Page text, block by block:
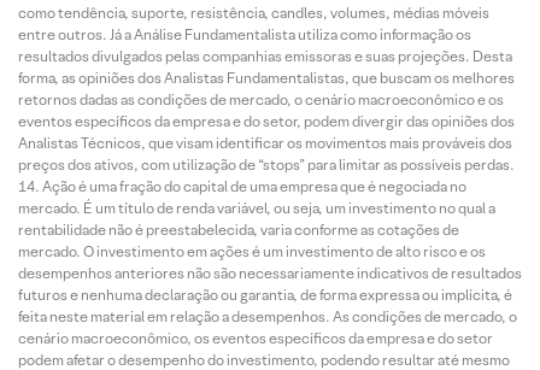
como tendência, suporte, resistência, candles, volumes, médias móveis
entre outros. Já a Análise Fundamentalista utiliza como informação os
resultados divulgados pelas companhias emissoras e suas projeções. Desta
forma, as opiniões dos Analistas Fundamentalistas, que buscam os melhores
retornos dadas as condições de mercado, o cenário macroeconômico e os
eventos específicos da empresa e do setor, podem divergir das opiniões dos
Analistas Técnicos, que visam identificar os movimentos mais prováveis dos
preços dos ativos, com utilização de “stops” para limitar as possíveis perdas.
Ação é uma fração do capital de uma empresa que é negociada no
mercado. É um título de renda variável, ou seja, um investimento no qual a
rentabilidade não é preestabelecida, varia conforme as cotações de
mercado. O investimento em ações é um investimento de alto risco e os
desempenhos anteriores não são necessariamente indicativos de resultados
futuros e nenhuma declaração ou garantia, de forma expressa ou implícita, é
feita neste material em relação a desempenhos. As condições de mercado, o
cenário macroeconômico, os eventos específicos da empresa e do setor
podem afetar o desempenho do investimento, podendo resultar até mesmo